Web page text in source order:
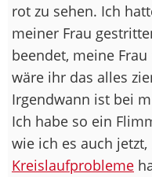
rot zu sehen. Ich
meiner Frau
beendet, meine
wäre ihr das alles
Irgendwann ist bei
Ich habe so ein
wie ich es auch
Kreislaufprobleme